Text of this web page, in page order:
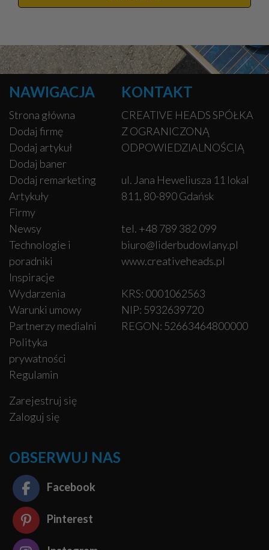
NAWIGACJA
Strona główna
Dodaj firmę
Dodaj artykuł
Dodaj baner
Dodaj remarketing
Artykuły
Firmy
Newsy
Technologie i
poradniki
Inspiracje
Wydarzenia
Warunki umowy
Partnerzy medialni
Polityka
prywatności
Regulamin
Zarejestruj się
Zaloguj się
KONTAKT
CREATIVE HEADS SPÓŁKA
Z OGRANICZONĄ
ODPOWIEDZIALNOŚCIĄ
ul. Jana Heweliusza 11 lokal
811, 80-890 Gdańsk
tel. +48 789 382 099
biuro@liderbudowlany.pl
www.creativeheads.pl
KRS: 0001062563
NIP: 5932639720
REGON: 52663464800000
OBSERWUJ NAS
Facebook
Pinterest